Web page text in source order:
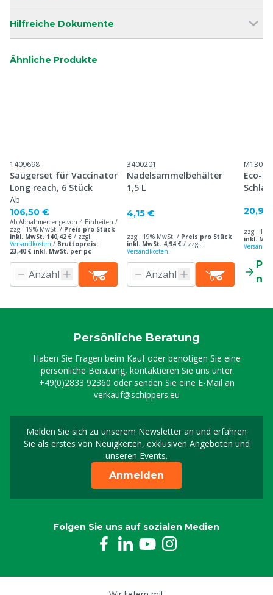
Hilfreiche Dokumente
Ähnliche Produkte
1409698
Saugerset für Vaccinator
Long reach, 6 Stück
Ab
106,50 €
Ab Abnahmemenge von 4 Einheiten /
zzgl. 19% MwSt. / Preis pro Stück
inkl. MwSt. 140,42 € / zzgl.
Versandkosten / Bruttopreis:
23,40 € inkl. MwSt. per pc
3400201
Nadelsammelbehälter
1,5 L
4,15 €
zzgl. 19% MwSt. / Preis pro Stück
inkl. MwSt. 4,94 € / zzgl.
Versandkosten
Eco-
20,90
zzgl.
inkl.
Persönliche Beratung
Haben Sie Fragen beim Kauf oder benötigen Sie eine
persönliche Beratung, kontaktieren Sie uns unter
+49(0)2833 92360 oder senden Sie eine E-Mail an
verkauf@schippers.eu
Melden Sie sich zu unserem Newsletter an und erfahren
Sie als erstes von Neuigkeiten, exklusiven Angeboten und
unseren Events.
Melden Sie sich für
Anmelden
Folgen Sie uns auf sozialen Medien